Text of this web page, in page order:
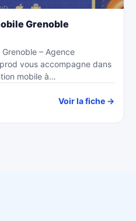
Grenoble
– Agence
vous accompagne dans
mobile à…
Voir la fiche →